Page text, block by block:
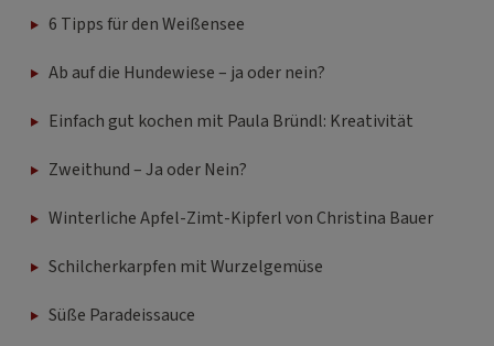
6 Tipps für den Weißensee
Ab auf die Hundewiese – ja oder nein?
Einfach gut kochen mit Paula Bründl: Kreativität
Zweithund – Ja oder Nein?
Winterliche Apfel-Zimt-Kipferl von Christina Bauer
Schilcherkarpfen mit Wurzelgemüse
Süße Paradeissauce